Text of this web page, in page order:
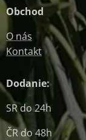
Obchod
O nás
Kontakt
Dodanie:
SR do 24h
ČR do 48h